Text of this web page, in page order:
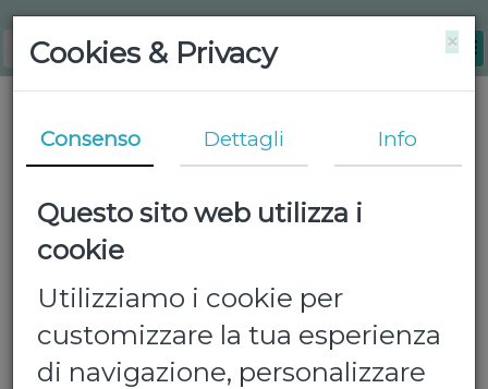
Previous
×
Cookies & Privacy
Consenso Dettagli Info
Questo sito web utilizza i
cookie
Utilizziamo i cookie per
customizzare la tua esperienza
di navigazione, personalizzare